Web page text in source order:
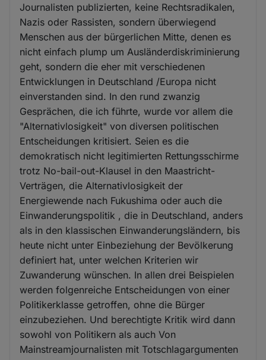
Journalisten publizierten, keine Rechtsradikalen,
Nazis oder Rassisten, sondern überwiegend
Menschen aus der bürgerlichen Mitte, denen es
nicht einfach plump um Ausländerdiskriminierung
geht, sondern die eher mit verschiedenen
Entwicklungen in Deutschland /Europa nicht
einverstanden sind. In den rund zwanzig
Gesprächen, die ich führte, wurde vor allem die
"Alternativlosigkeit" von diversen politischen
Entscheidungen kritisiert. Seien es die
demokratisch nicht legitimierten Rettungsschirme
trotz No-bail-out-Klausel in den Maastricht-
Verträgen, die Alternativlosigkeit der
Energiewende nach Fukushima oder auch die
Einwanderungspolitik , die in Deutschland, anders
als in den klassischen Einwanderungsländern, bis
heute nicht unter Einbeziehung der Bevölkerung
definiert hat, unter welchen Kriterien wir
Zuwanderung wünschen. In allen drei Beispielen
werden folgenreiche Entscheidungen von einer
Politikerklasse getroffen, ohne die Bürger
einzubeziehen. Und berechtigte Kritik wird dann
sowohl von Politikern als auch Von
Mainstreamjournalisten mit Totschlagargumenten